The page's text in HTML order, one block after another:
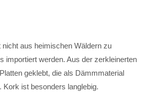
aus heimischen Wäldern zu
importiert werden. Aus der zerkleinerten
geklebt, die als Dämmmaterial
Kork ist besonders langlebig.